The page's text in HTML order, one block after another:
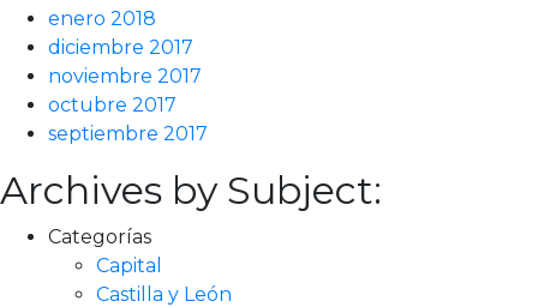
enero 2018
diciembre 2017
noviembre 2017
octubre 2017
septiembre 2017
Archives by Subject:
Categorías
Capital
Castilla y León